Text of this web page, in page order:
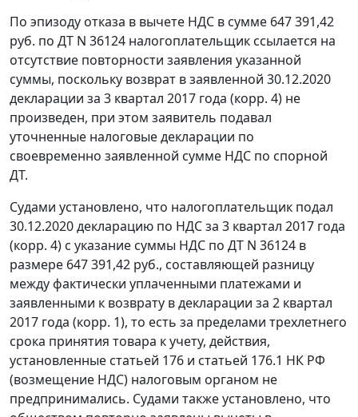
По эпизоду отказа в вычете НДС в сумме 647 391,42
руб. по ДТ N 36124 налогоплательщик ссылается на
отсутствие повторности заявления указанной
суммы, поскольку возврат в заявленной 30.12.2020
декларации за 3 квартал 2017 года (корр. 4) не
произведен, при этом заявитель подавал
уточненные налоговые декларации по
своевременно заявленной сумме НДС по спорной
ДТ.
Судами установлено, что налогоплательщик подал
30.12.2020 декларацию по НДС за 3 квартал 2017 года
(корр. 4) с указание суммы НДС по ДТ N 36124 в
размере 647 391,42 руб., составляющей разницу
между фактически уплаченными платежами и
заявленными к возврату в декларации за 2 квартал
2017 года (корр. 1), то есть за пределами трехлетнего
срока принятия товара к учету, действия,
установленные статьей 176 и статьей 176.1 НК РФ
(возмещение НДС) налоговым органом не
предпринимались. Судами также установлено, что